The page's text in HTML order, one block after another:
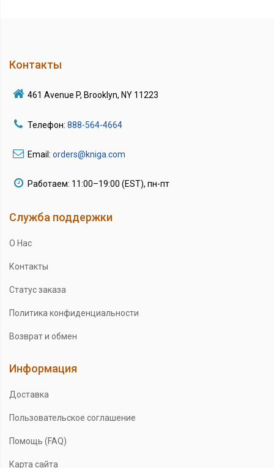
Контакты
461 Avenue P, Brooklyn, NY 11223
Телефон: 888-564-4664
Email: orders@kniga.com
Работаем: 11:00–19:00 (EST), пн-пт
Служба поддержки
О Нас
Контакты
Статус заказа
Политика конфиденциальности
Возврат и обмен
Информация
Доставка
Пользовательское соглашение
Помощь (FAQ)
Карта сайта